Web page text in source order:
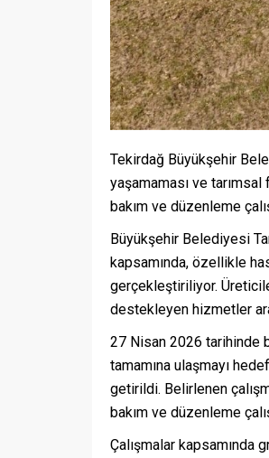
Tekirdağ Büyükşehir
yaşamaması ve
bakım ve düzenleme
Büyükşehir Belediyesi
kapsamında, özellikle
gerçekleştiriliyor.
destekleyen hizmetler
27 Nisan 2026 tarihinde
tamamına ulaşmayı
getirildi. Belirlenen
bakım ve düzenleme
Çalışmalar kapsamında